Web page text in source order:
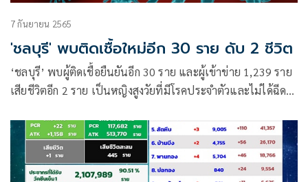
7 กันยายน 2565
'ชลบุรี' พบติดเชื้อใหม่อีก 30 ราย ดับ 2 ชีวิต
‘ชลบุรี’ พบผู้ติดเชื้อยืนยันอีก 30 ราย และผู้เข้าข่าย 1,239 ราย
เสียชีวิตอีก 2 ราย เป็นหญิงสูงวัยที่มีโรคประจำตัวและไม่ได้ฉีด